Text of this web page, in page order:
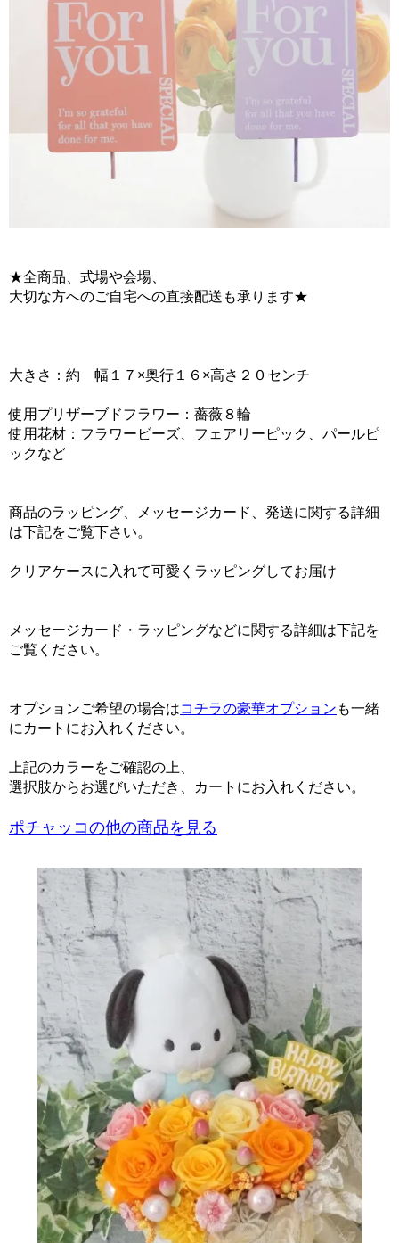
★全商品、式場や会場、
大切な方へのご自宅への直接配送も承ります★
大きさ：約 幅１７×奥行１６×高さ２０センチ
使用プリザーブドフラワー：薔薇８輪
使用花材：フラワービーズ、フェアリーピック、パールピ
ックなど
商品のラッピング、メッセージカード、発送に関する詳細
は下記をご覧下さい。
クリアケースに入れて可愛くラッピングしてお届け
メッセージカード・ラッピングなどに関する詳細は下記を
ご覧ください。
オプションご希望の場合はコチラの豪華オプション も一緒
にカートにお入れください。
上記のカラーをご確認の上、
選択肢からお選びいただき、カートにお入れください。
ポチャッコの他の商品を見る